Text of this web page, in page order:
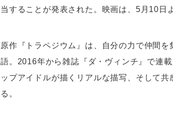
当することが発表された。映画は、5月10日
原作『トラペジウム』は、自分の力で仲間
語。2016年から雑誌『ダ・ヴィンチ』で連
ップアイドルが描くリアルな描写、そして
る。